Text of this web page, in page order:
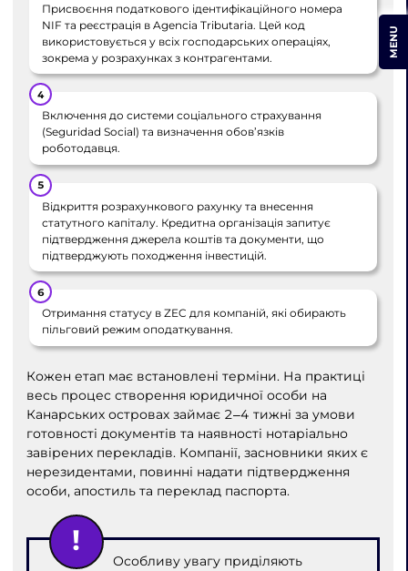
Присвоєння податкового ідентифікаційного номера
NIF та реєстрація в Agencia Tributaria. Цей код
використовується у всіх господарських операціях,
зокрема у розрахунках з контрагентами.
Включення до системи соціального страхування
(Seguridad Social) та визначення обов’язків
роботодавця.
Відкриття розрахункового рахунку та внесення
статутного капіталу. Кредитна організація запитує
підтвердження джерела коштів та документи, що
підтверджують походження інвестицій.
Отримання статусу в ZEC для компаній, які обирають
пільговий режим оподаткування.
Кожен етап має встановлені терміни. На практиці
весь процес створення юридичної особи на
Канарських островах займає 2‒4 тижні за умови
готовності документів та наявності нотаріально
завірених перекладів. Компанії, засновники яких є
нерезидентами, повинні надати підтвердження
особи, апостиль та переклад паспорта.
Особливу увагу приділяють
MENU